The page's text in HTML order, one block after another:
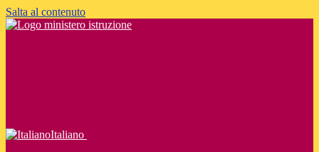
Salta al contenuto
Italiano